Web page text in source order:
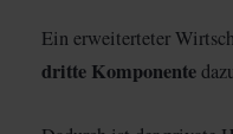
Ein erweiterteter
dritte Komponente